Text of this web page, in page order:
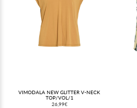
VIMODALA NEW GLITTER V-NECK
TOP/VOL/1
26,99€